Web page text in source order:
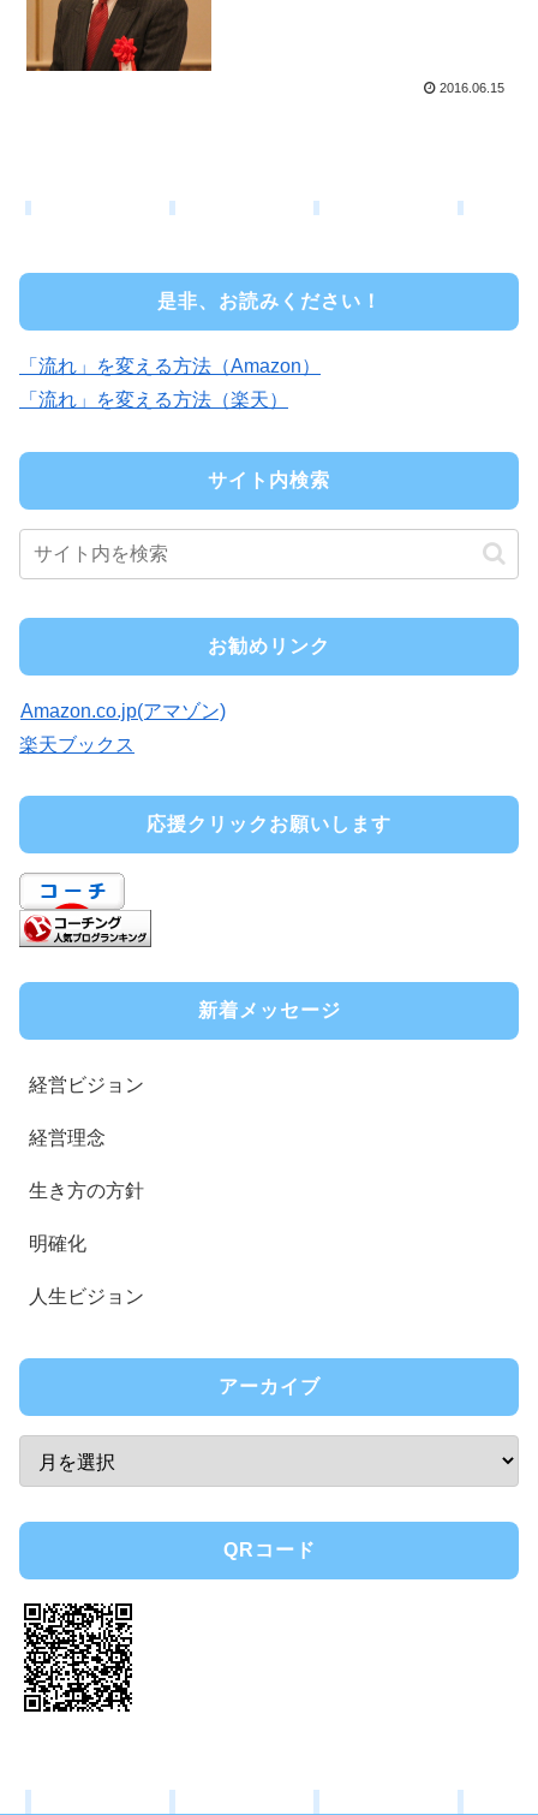
2016.06.15
是非、お読みください！
「流れ」を変える方法（Amazon）
「流れ」を変える方法（楽天）
サイト内検索
お勧めリンク
Amazon.co.jp(アマゾン)
楽天ブックス
応援クリックお願いします
新着メッセージ
経営ビジョン
経営理念
生き方の方針
明確化
人生ビジョン
アーカイブ
QRコード